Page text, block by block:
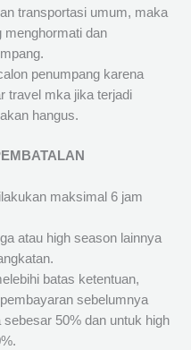
transportasi umum, maka
menghormati dan
penumpang karena
travel mka jika terjadi
hangus.
maksimal 6 jam
atau high season lainnya
batas ketentuan,
sebelumnya
50% dan untuk high